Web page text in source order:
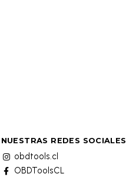
NUESTRAS REDES SOCIALES
obdtools.cl
OBDToolsCL